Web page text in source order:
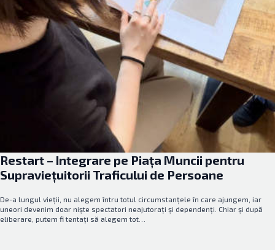
Restart – Integrare pe Piața Muncii pentru
Supraviețuitorii Traficului de Persoane
De-a lungul vieții, nu alegem întru totul circumstanțele în care ajungem, iar
uneori devenim doar niște spectatori neajutorați și dependenți. Chiar și după
eliberare, putem fi tentați să alegem tot…